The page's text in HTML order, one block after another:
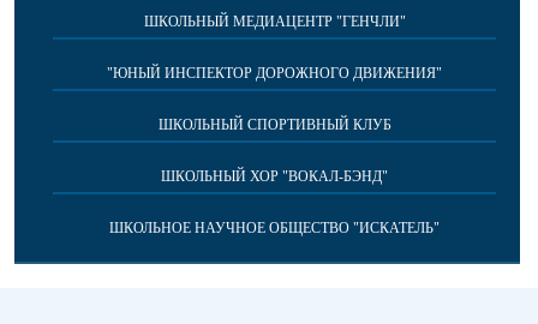
ШКОЛЬНЫЙ МЕДИАЦЕНТР "ГЕНЧЛИ"
"ЮНЫЙ ИНСПЕКТОР ДОРОЖНОГО ДВИЖЕНИЯ"
ШКОЛЬНЫЙ СПОРТИВНЫЙ КЛУБ
ШКОЛЬНЫЙ ХОР "ВОКАЛ-БЭНД"
ШКОЛЬНОЕ НАУЧНОЕ ОБЩЕСТВО "ИСКАТЕЛЬ"